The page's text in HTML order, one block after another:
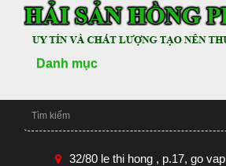
Danh mục
32/80 le thi hong , p.17, go vap